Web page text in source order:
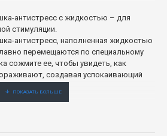
антистресс с жидкостью – для
стимуляции.
антистресс, наполненная жидкостью
перемещаются по специальному
сожмите ее, чтобы увидеть, как
создавая успокаивающий
сосредоточиться, снижает стресс,